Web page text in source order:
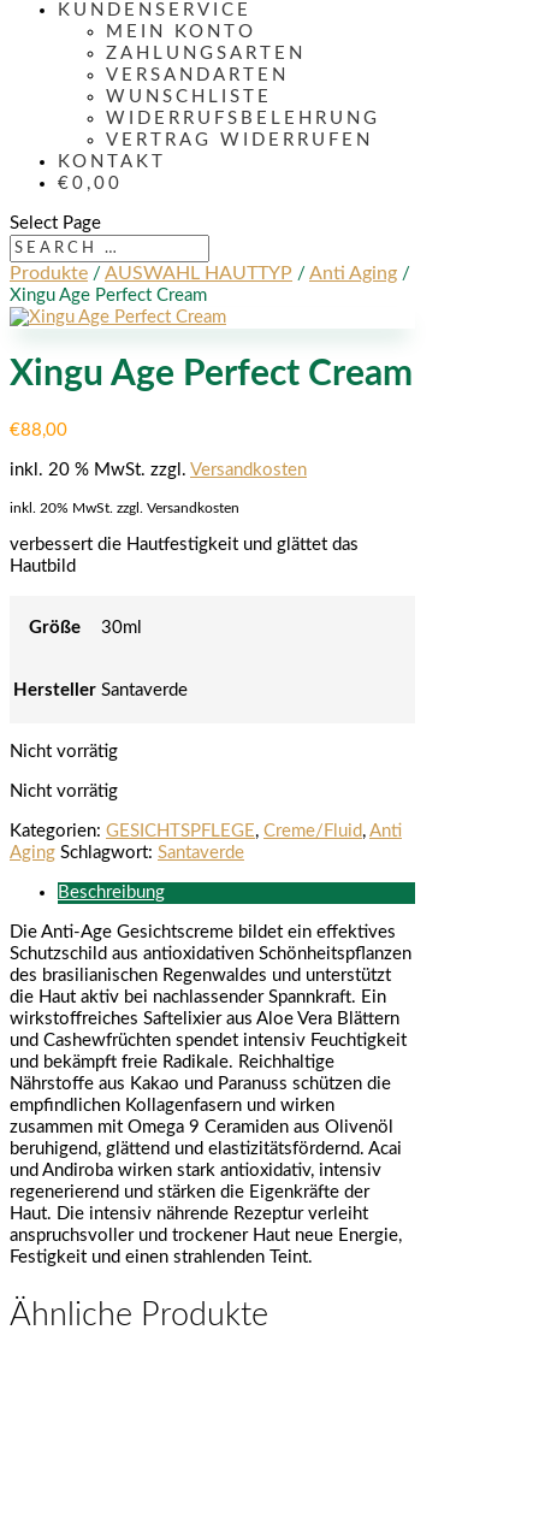
KUNDENSERVICE
MEIN KONTO
ZAHLUNGSARTEN
VERSANDARTEN
WUNSCHLISTE
WIDERRUFSBELEHRUNG
VERTRAG WIDERRUFEN
KONTAKT
€0,00
Select Page
Produkte / AUSWAHL HAUTTYP / Anti Aging /
Xingu Age Perfect Cream
Xingu Age Perfect Cream
€88,00
inkl. 20 % MwSt. zzgl. Versandkosten
inkl. 20% MwSt. zzgl. Versandkosten
verbessert die Hautfestigkeit und glättet das
Hautbild
Größe 30ml
Hersteller Santaverde
Nicht vorrätig
Nicht vorrätig
Kategorien: GESICHTSPFLEGE, Creme/Fluid, Anti
Aging Schlagwort: Santaverde
Beschreibung
Die Anti-Age Gesichtscreme bildet ein effektives
Schutzschild aus antioxidativen Schönheitspflanzen
des brasilianischen Regenwaldes und unterstützt
die Haut aktiv bei nachlassender Spannkraft. Ein
wirkstoffreiches Saftelixier aus Aloe Vera Blättern
und Cashewfrüchten spendet intensiv Feuchtigkeit
und bekämpft freie Radikale. Reichhaltige
Nährstoffe aus Kakao und Paranuss schützen die
empfindlichen Kollagenfasern und wirken
zusammen mit Omega 9 Ceramiden aus Olivenöl
beruhigend, glättend und elastizitätsfördernd. Acai
und Andiroba wirken stark antioxidativ, intensiv
regenerierend und stärken die Eigenkräfte der
Haut. Die intensiv nährende Rezeptur verleiht
anspruchsvoller und trockener Haut neue Energie,
Festigkeit und einen strahlenden Teint.
Ähnliche Produkte